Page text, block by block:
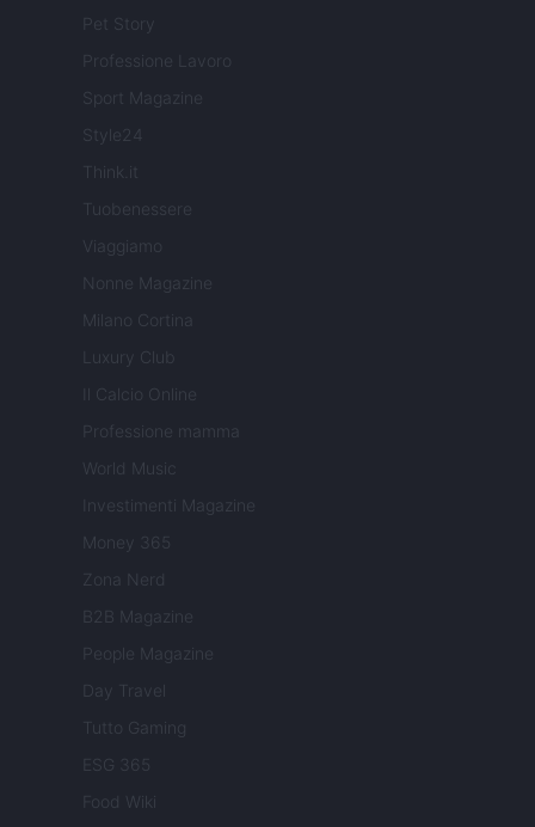
Pet Story
Professione Lavoro
Sport Magazine
Style24
Think.it
Tuobenessere
Viaggiamo
Nonne Magazine
Milano Cortina
Luxury Club
Il Calcio Online
Professione mamma
World Music
Investimenti Magazine
Money 365
Zona Nerd
B2B Magazine
People Magazine
Day Travel
Tutto Gaming
ESG 365
Food Wiki